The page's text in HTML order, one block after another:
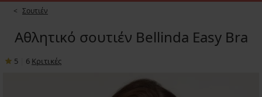
Σουτιέν
Αθλητικό σουτιέν Bellinda Easy Bra
5 6 Κριτικές